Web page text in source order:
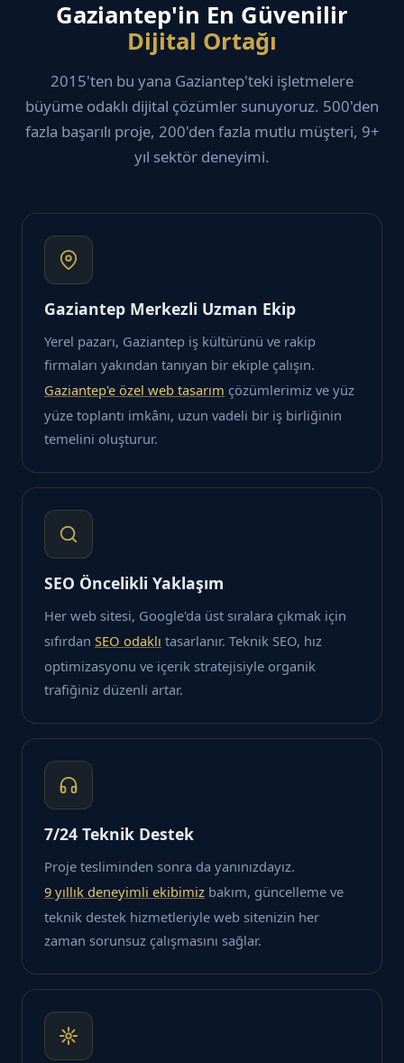
Gaziantep'in En Güvenilir
Dijital Ortağı
2015'ten bu yana Gaziantep'teki işletmelere
büyüme odaklı dijital çözümler sunuyoruz. 500'den
fazla başarılı proje, 200'den fazla mutlu müşteri, 9+
yıl sektör deneyimi.
Gaziantep Merkezli Uzman Ekip
Yerel pazarı, Gaziantep iş kültürünü ve rakip
firmaları yakından tanıyan bir ekiple çalışın.
Gaziantep'e özel web tasarım çözümlerimiz ve yüz
yüze toplantı imkânı, uzun vadeli bir iş birliğinin
temelini oluşturur.
SEO Öncelikli Yaklaşım
Her web sitesi, Google'da üst sıralara çıkmak için
sıfırdan SEO odaklı tasarlanır. Teknik SEO, hız
optimizasyonu ve içerik stratejisiyle organik
trafiğiniz düzenli artar.
7/24 Teknik Destek
Proje tesliminden sonra da yanınızdayız.
9 yıllık deneyimli ekibimiz bakım, güncelleme ve
teknik destek hizmetleriyle web sitenizin her
zaman sorunsuz çalışmasını sağlar.